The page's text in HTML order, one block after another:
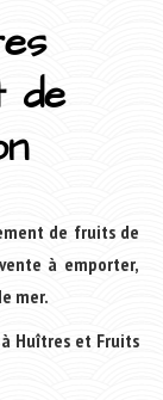
de
de fruits de
à emporter,
mer.
Huîtres et Fruits